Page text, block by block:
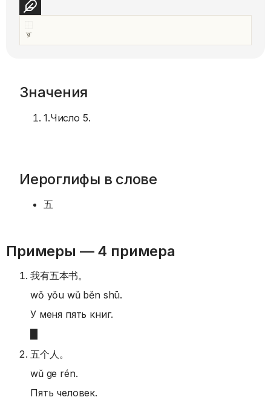
Значения
1.Число 5.
Иероглифы в слове
五
Примеры — 4 примера
我有五本书。
wǒ yǒu wǔ běn shū.
У меня пять книг.
五个人。
wǔ ge rén.
Пять человек.